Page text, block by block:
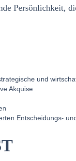
Persönlichkeit,
und
Akquise
Entscheidungs‑